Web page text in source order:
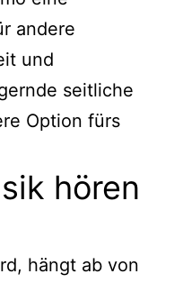
andere
und
seitliche
Option fürs
hören
hängt ab von